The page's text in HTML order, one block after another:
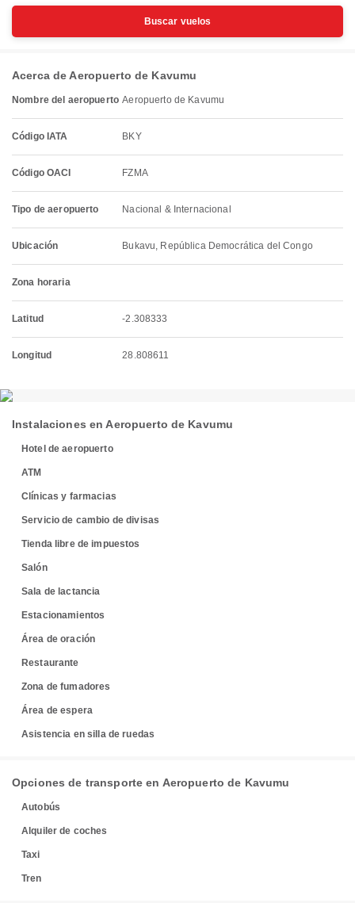
Buscar vuelos
Acerca de Aeropuerto de Kavumu
Nombre del aeropuerto Aeropuerto de Kavumu
Código IATA BKY
Código OACI FZMA
Tipo de aeropuerto Nacional & Internacional
Ubicación Bukavu, República Democrática del Congo
Zona horaria
Latitud -2.308333
Longitud 28.808611
Instalaciones en Aeropuerto de Kavumu
Hotel de aeropuerto
ATM
Clínicas y farmacias
Servicio de cambio de divisas
Tienda libre de impuestos
Salón
Sala de lactancia
Estacionamientos
Área de oración
Restaurante
Zona de fumadores
Área de espera
Asistencia en silla de ruedas
Opciones de transporte en Aeropuerto de Kavumu
Autobús
Alquiler de coches
Taxi
Tren